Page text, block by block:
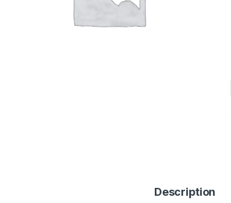
Description